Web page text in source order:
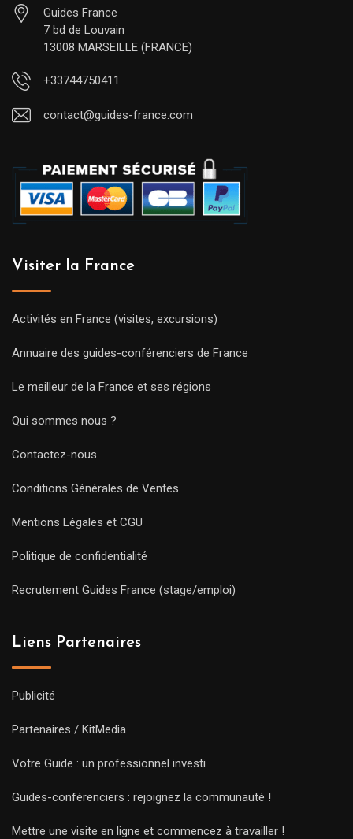
Guides France
7 bd de Louvain
13008 MARSEILLE (FRANCE)
+33744750411
contact@guides-france.com
Visiter la France
Activités en France (visites, excursions)
Annuaire des guides-conférenciers de France
Le meilleur de la France et ses régions
Qui sommes nous ?
Contactez-nous
Conditions Générales de Ventes
Mentions Légales et CGU
Politique de confidentialité
Recrutement Guides France (stage/emploi)
Liens Partenaires
Publicité
Partenaires / KitMedia
Votre Guide : un professionnel investi
Guides-conférenciers : rejoignez la communauté !
Mettre une visite en ligne et commencez à travailler !